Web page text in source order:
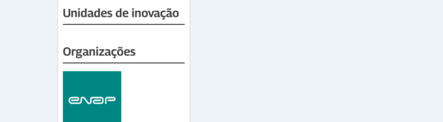
Unidades de inovação
Organizações